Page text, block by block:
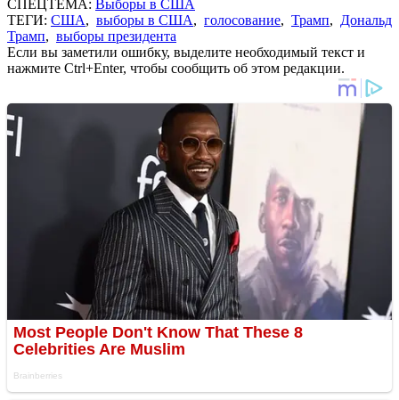
СПЕЦТЕМА: Выборы в США
ТЕГИ: США, выборы в США, голосование, Трамп, Дональд
Трамп, выборы президента
Если вы заметили ошибку, выделите необходимый текст и
нажмите Ctrl+Enter, чтобы сообщить об этом редакции.